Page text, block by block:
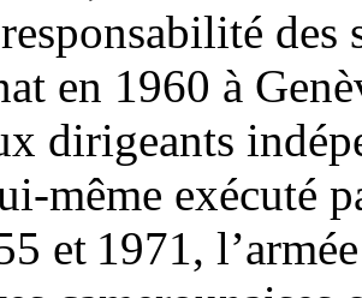
des
en 1960 à
dirigeants
même exécuté
et 1971,